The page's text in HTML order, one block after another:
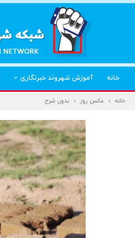
خانه آموزش شهروند خبرنگاری
خانه عکس روز بدون شرح